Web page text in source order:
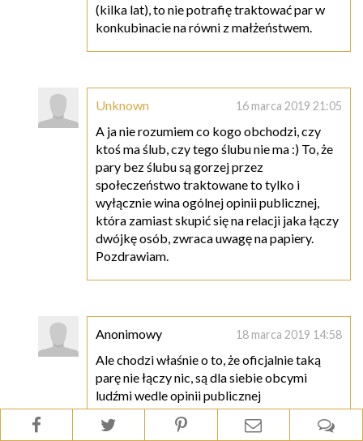
(kilka lat), to nie potrafię traktować par w
konkubinacie na równi z małżeństwem.
Unknown 16 marca 2019 21:05
A ja nie rozumiem co kogo obchodzi, czy
ktoś ma ślub, czy tego ślubu nie ma :) To, że
pary bez ślubu są gorzej przez
społeczeństwo traktowane to tylko i
wyłącznie wina ogólnej opinii publicznej,
która zamiast skupić się na relacji jaka łączy
dwójkę osób, zwraca uwagę na papiery.
Pozdrawiam.
Anonimowy 18 marca 2019 14:58
Ale chodzi właśnie o to, że oficjalnie taką
parę nie łączy nic, są dla siebie obcymi
ludźmi wedle opinii publicznej